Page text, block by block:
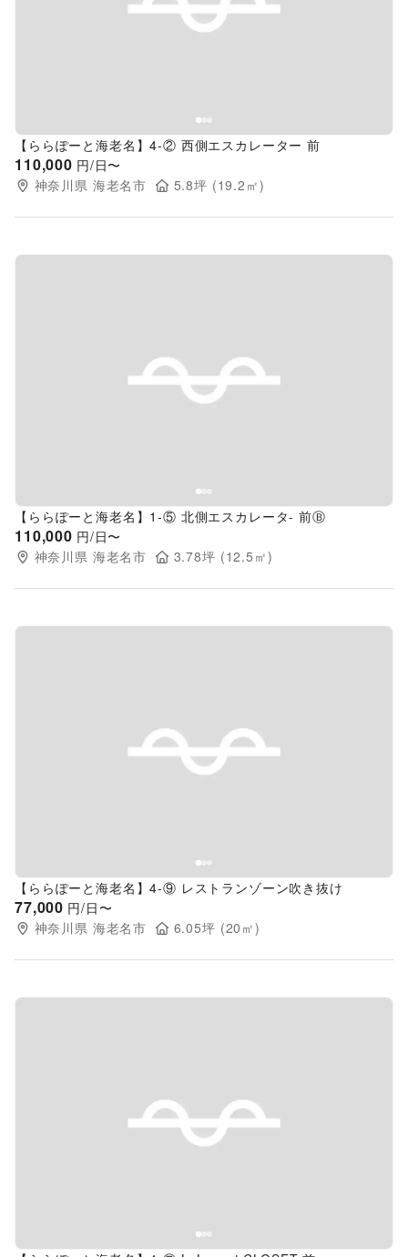
Previous slide
【ららぽーと海老名】4-② 西側エスカレーター 前
110,000 円/日〜
神奈川県 海老名市 5.8坪 (19.2 ㎡)
Previous slide
【ららぽーと海老名】1-⑤ 北側エスカレータ- 前Ⓑ
110,000 円/日〜
神奈川県 海老名市 3.78坪 (12.5 ㎡)
Previous slide
【ららぽーと海老名】4-⑨ レストランゾーン吹き抜け
77,000 円/日〜
神奈川県 海老名市 6.05坪 (20 ㎡)
Previous slide